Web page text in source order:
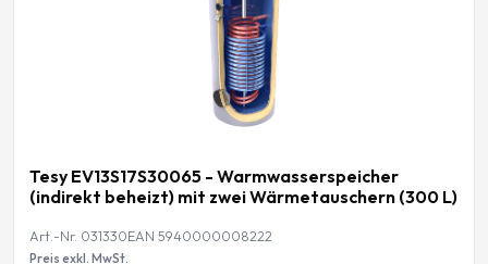
Tesy EV13S17S30065 - Warmwasserspeicher
(indirekt beheizt) mit zwei Wärmetauschern (300 L)
Art.-Nr. 031330EAN 5940000008222
Preis exkl. MwSt.